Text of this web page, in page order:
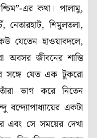
এর কথা। পালামু,
নেতারহাট, শিমুলতলা,
যেতেন হাওয়াবদলে,
অবসর জীবনের শান্তি
সঙ্গে যেত এক টুকরো
ভাগ করে নিতেন
বন্দ্যোপাধ্যায়ের একটা
এবং সে সময়ের দেখা